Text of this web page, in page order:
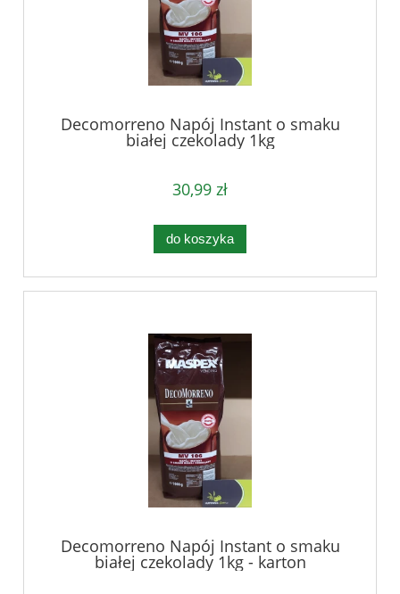
Decomorreno Napój Instant o smaku
białej czekolady 1kg
30,99 zł
do koszyka
Decomorreno Napój Instant o smaku
białej czekolady 1kg - karton